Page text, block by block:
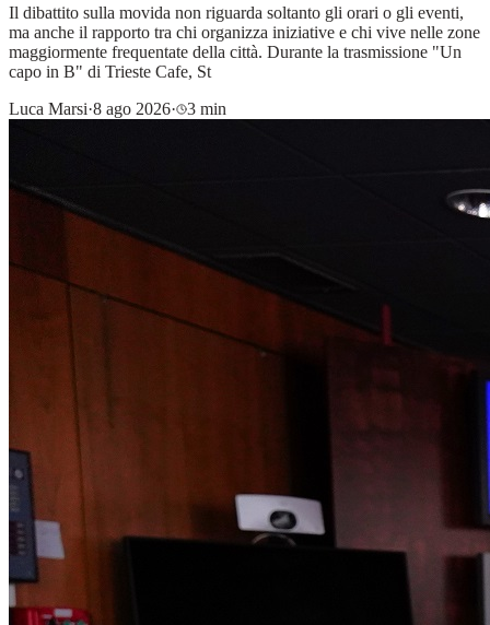
Il dibattito sulla movida non riguarda soltanto gli orari o gli eventi,
ma anche il rapporto tra chi organizza iniziative e chi vive nelle zone
maggiormente frequentate della città. Durante la trasmissione "Un
capo in B" di Trieste Cafe, St
Luca Marsi·8 ago 2026· 3 min